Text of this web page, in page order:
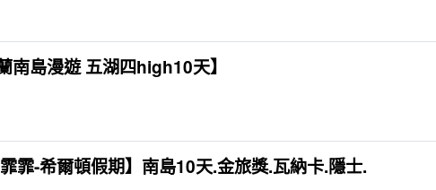
南島漫遊 五湖四high10天】
霏霏-希爾頓假期】南島10天.金旅獎.瓦納卡.隱士.